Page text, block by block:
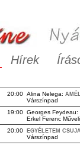
Hírek
20:00 Alina Nelega:
Várszínpad
19:00 Georges Feydeau:
Erkel Ferenc
20:00 EGYÉLETEM
Várszínpad